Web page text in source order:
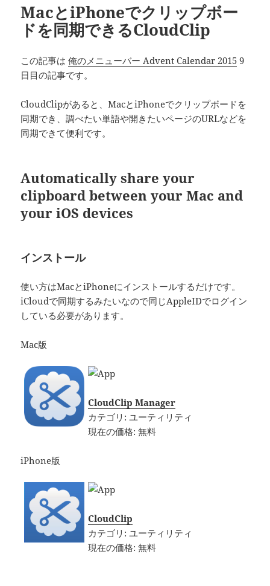
MacとiPhoneでクリップボー
ドを同期できるCloudClip
この記事は俺のメニューバー Advent Calendar 2015 9
日目の記事です。
CloudClipがあると、MacとiPhoneでクリップボードを
同期でき、調べたい単語や開きたいページのURLなどを
同期できて便利です。
Automatically share your
clipboard between your Mac and
your iOS devices
インストール
使い方はMacとiPhoneにインストールするだけです。
iCloudで同期するみたいなので同じAppleIDでログイン
している必要があります。
Mac版
CloudClip Manager
カテゴリ: ユーティリティ
現在の価格: 無料
iPhone版
CloudClip
カテゴリ: ユーティリティ
現在の価格: 無料